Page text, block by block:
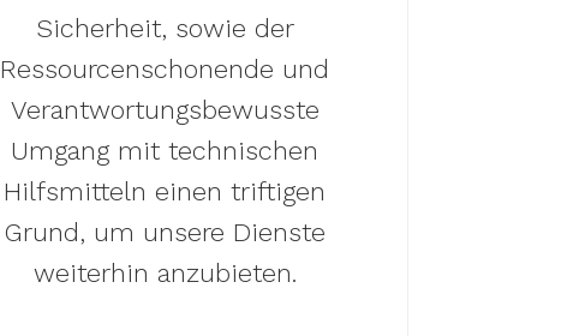
Sicherheit, sowie der
Ressourcenschonende und
Verantwortungsbewusste
Umgang mit technischen
Hilfsmitteln einen triftigen
Grund, um unsere Dienste
weiterhin anzubieten.